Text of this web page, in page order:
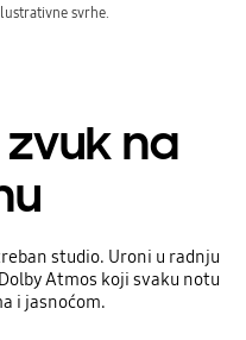
svrhe.
na
studio. Uroni u radnju
Atmos koji svaku notu
i jasnoćom.